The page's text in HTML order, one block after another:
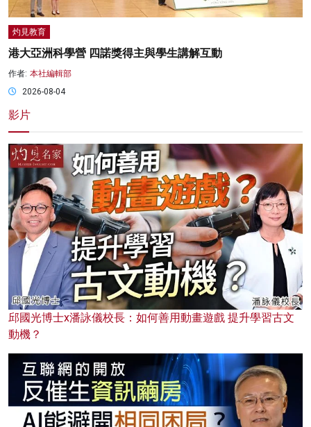
灼見教育
港大亞洲科學營 四諾獎得主與學生講解互動
作者: 本社編輯部
2026-08-04
影片
邱國光博士x潘詠儀校長：如何善用動畫遊戲 提升學習古文
動機？